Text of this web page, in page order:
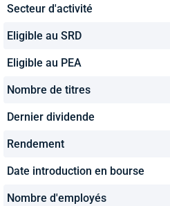
Secteur d'activité
Eligible au SRD
Eligible au PEA
Nombre de titres
Dernier dividende
Rendement
Date introduction en bourse
Nombre d'employés